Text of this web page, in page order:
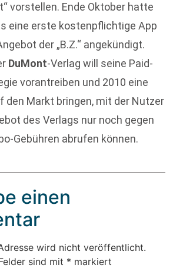
vorstellen. Ende Oktober hatte
eine erste kostenpflichtige App
der „B.Z.“ angekündigt.
DuMont-Verlag will seine Paid-
vorantreiben und 2010 eine
den Markt bringen, mit der Nutzer
des Verlags nur noch gegen
Gebühren abrufen können.
einen
wird nicht veröffentlicht.
sind mit * markiert